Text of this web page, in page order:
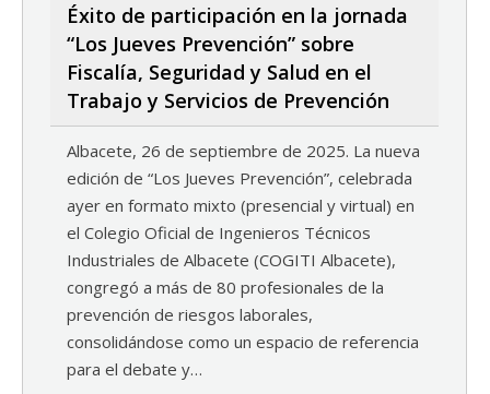
Éxito de participación en la jornada
“Los Jueves Prevención” sobre
Fiscalía, Seguridad y Salud en el
Trabajo y Servicios de Prevención
Albacete, 26 de septiembre de 2025. La nueva
edición de “Los Jueves Prevención”, celebrada
ayer en formato mixto (presencial y virtual) en
el Colegio Oficial de Ingenieros Técnicos
Industriales de Albacete (COGITI Albacete),
congregó a más de 80 profesionales de la
prevención de riesgos laborales,
consolidándose como un espacio de referencia
para el debate y…